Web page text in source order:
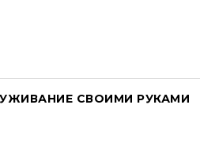
СВОИМИ РУКАМИ